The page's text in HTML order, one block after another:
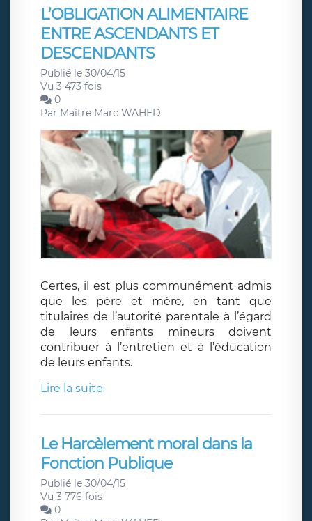
L’OBLIGATION ALIMENTAIRE
ENTRE ASCENDANTS ET
DESCENDANTS
Publié le 30/04/15
Vu 3 473 fois
0
Par Maître Marc WAHED
Certes, il est plus communément admis
que les père et mère, en tant que
titulaires de l’autorité parentale à l’égard
de leurs enfants mineurs doivent
contribuer à l’entretien et à l’éducation
de leurs enfants.
Lire la suite
Le Harcèlement moral dans la
Fonction Publique
Publié le 30/04/15
Vu 3 776 fois
0